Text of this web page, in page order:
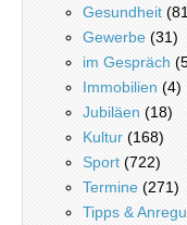
Gesundheit
Gewerbe (31)
im Gespräch
Immobilien (4)
Jubiläen (18)
Kultur (168)
Sport (722)
Termine (271)
Tipps &